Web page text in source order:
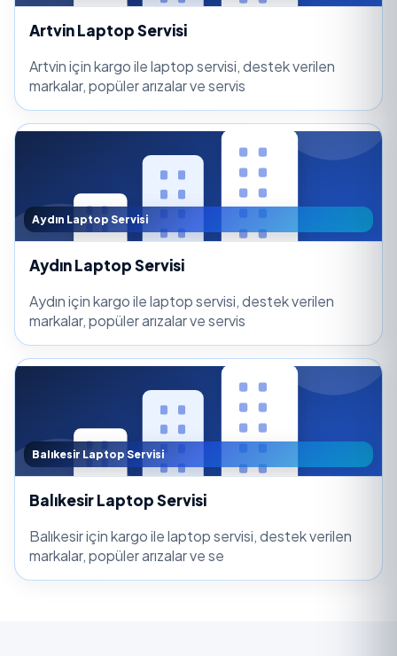
Artvin Laptop Servisi
Artvin için kargo ile laptop servisi, destek verilen
markalar, popüler arızalar ve servis
Aydın Laptop Servisi
Aydın Laptop Servisi
Aydın için kargo ile laptop servisi, destek verilen
markalar, popüler arızalar ve servis
Balıkesir Laptop Servisi
Balıkesir Laptop Servisi
Balıkesir için kargo ile laptop servisi, destek verilen
markalar, popüler arızalar ve se